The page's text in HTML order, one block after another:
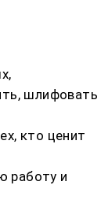
шлифовать
кто ценит
работу и